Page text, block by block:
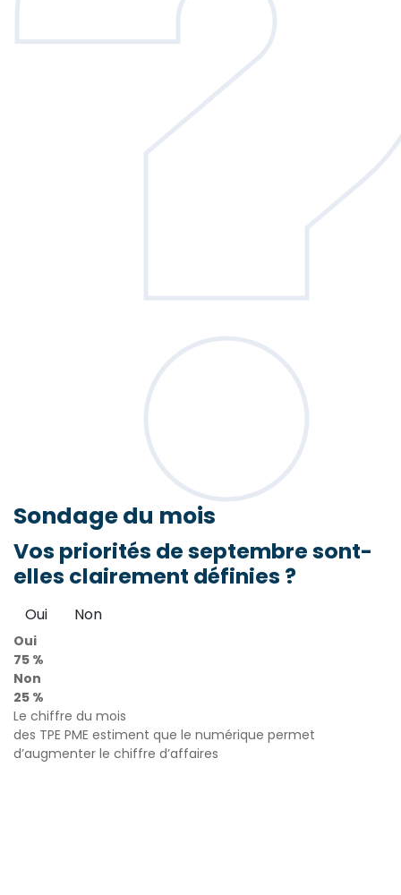
Sondagedu mois
Vos priorités de septembre sont-
elles clairement définies ?
Oui Non
Oui
75 %
Non
25 %
Le chiffre du mois
des TPE PME estiment que le numérique permet
d’augmenter le chiffre d’affaires